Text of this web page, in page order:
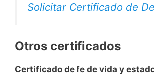
Solicitar Certificado de
Otros certificados
Certificado de fe de vida y